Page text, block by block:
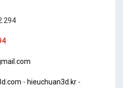
- hieuchuan3d.kr-